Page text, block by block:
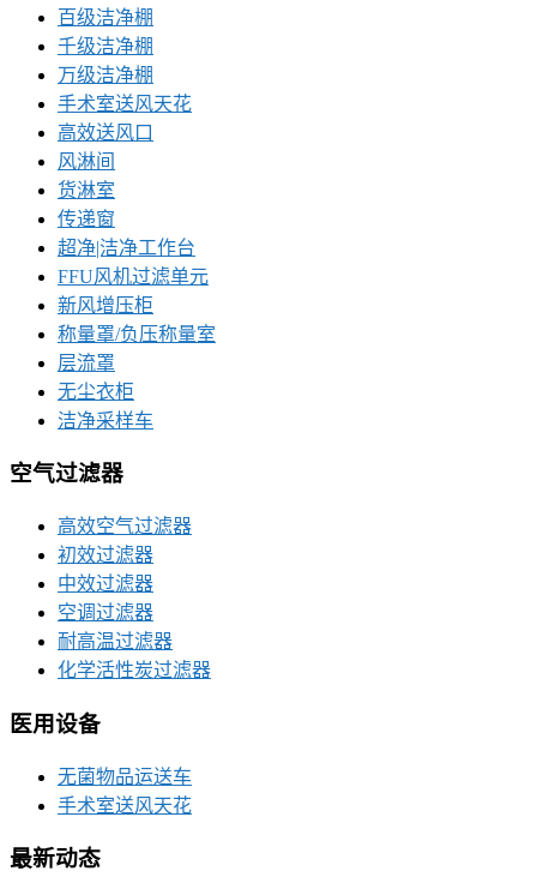
百级洁净棚
千级洁净棚
万级洁净棚
手术室送风天花
高效送风口
风淋间
货淋室
传递窗
超净|洁净工作台
FFU风机过滤单元
新风增压柜
称量罩/负压称量室
层流罩
无尘衣柜
洁净采样车
空气过滤器
高效空气过滤器
初效过滤器
中效过滤器
空调过滤器
耐高温过滤器
化学活性炭过滤器
医用设备
无菌物品运送车
手术室送风天花
最新动态